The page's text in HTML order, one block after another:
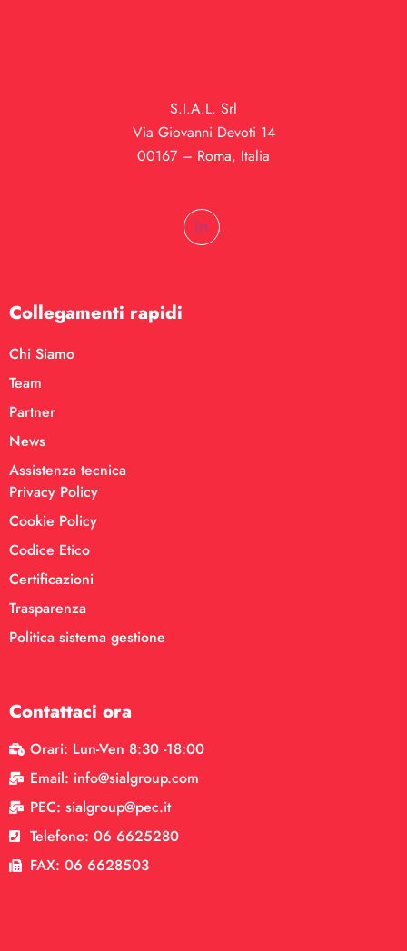
S.I.A.L. Srl
Via Giovanni Devoti 14
00167 – Roma, Italia
Collegamenti rapidi
Chi Siamo
Team
Partner
News
Assistenza tecnica
Privacy Policy
Cookie Policy
Codice Etico
Certificazioni
Trasparenza
Politica sistema gestione
Contattaci ora
Orari: Lun-Ven 8:30 -18:00
Email: info@sialgroup.com
PEC: sialgroup@pec.it
Telefono: 06 6625280
FAX: 06 6628503